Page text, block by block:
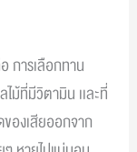
การเลือกทาน
ม้ที่มีวิตามิน เเละที่
องเสียออกจาก